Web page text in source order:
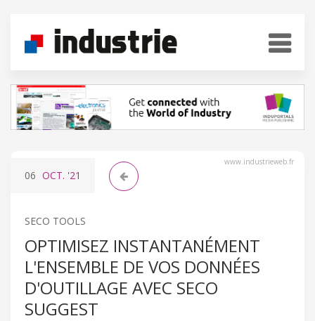
www.industrieweb.fr
06 OCT. '21
SECO TOOLS
OPTIMISEZ INSTANTANÉMENT
L'ENSEMBLE DE VOS DONNÉES
D'OUTILLAGE AVEC SECO
SUGGEST